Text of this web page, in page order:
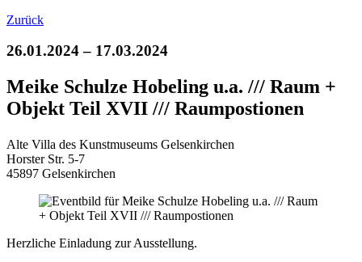
Zurück
26.01.2024 – 17.03.2024
Meike Schulze Hobeling u.a. /// Raum +
Objekt Teil XVII /// Raumpostionen
Alte Villa des Kunstmuseums Gelsenkirchen
Horster Str. 5-7
45897 Gelsenkirchen
Herzliche Einladung zur Ausstellung.